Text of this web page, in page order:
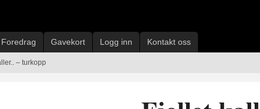
Foredrag Gavekort Logg inn Kontakt oss
– turkopp